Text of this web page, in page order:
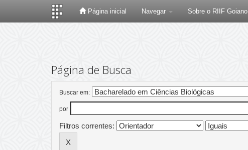
Página inicial Navegar Sobre o RIIF Goiano
Página de Busca
Buscar em:
por
Filtros correntes: